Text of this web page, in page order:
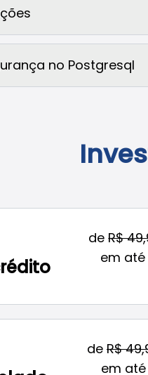
no Postgresql
deR$
em até
de R$
em até